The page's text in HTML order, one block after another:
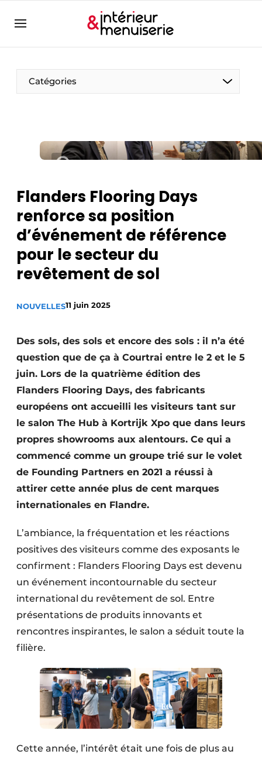
Contact
Contact
Emploi
Entreprises
Merci de votre inscription
S’inscrire
Home
Meest gelezen
Newsletter
Podcasts
S’inscrire
S’inscrire
Termes et conditions
Video’s
Catégories
Flanders Flooring Days
renforce sa position
d’événement de référence
pour le secteur du
revêtement de sol
NOUVELLES11 juin 2025
Des sols, des sols et encore des sols : il n’a été
question que de ça à Courtrai entre le 2 et le 5
juin. Lors de la quatrième édition des
Flanders Flooring Days, des fabricants
européens ont accueilli les visiteurs tant sur
le salon The Hub à Kortrijk Xpo que dans leurs
propres showrooms aux alentours. Ce qui a
commencé comme un groupe trié sur le volet
de Founding Partners en 2021 a réussi à
attirer cette année plus de cent marques
internationales en Flandre.
L’ambiance, la fréquentation et les réactions
positives des visiteurs comme des exposants le
confirment : Flanders Flooring Days est devenu
un événement incontournable du secteur
international du revêtement de sol. Entre
présentations de produits innovants et
rencontres inspirantes, le salon a séduit toute la
filière.
Cette année, l’intérêt était une fois de plus au